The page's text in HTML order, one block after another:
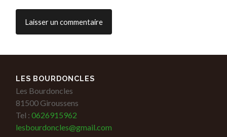
LES BOURDONCLES
Les Bourdoncles
81500 Giroussens
Tel : 0626915962
lesbourdoncles@gmail.com